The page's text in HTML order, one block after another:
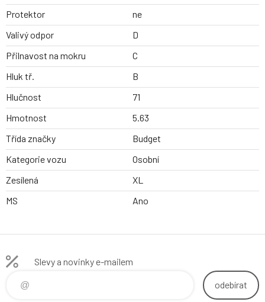
Protektor
ne
Valivý odpor
D
Přilnavost na mokru
C
Hluk tř.
B
Hlučnost
71
Hmotnost
5.63
Třída značky
Budget
Kategorie vozu
Osobní
Zesílená
XL
MS
Ano
Slevy a novinky e-mailem
odebírat